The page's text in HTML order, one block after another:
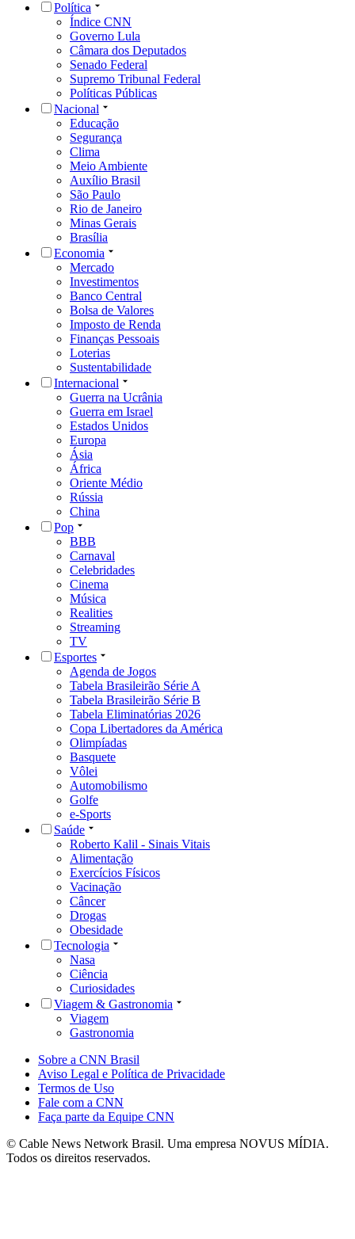
Política
Índice CNN
Governo Lula
Câmara dos Deputados
Senado Federal
Supremo Tribunal Federal
Políticas Públicas
Nacional
Educação
Segurança
Clima
Meio Ambiente
Auxílio Brasil
São Paulo
Rio de Janeiro
Minas Gerais
Brasília
Economia
Mercado
Investimentos
Banco Central
Bolsa de Valores
Imposto de Renda
Finanças Pessoais
Loterias
Sustentabilidade
Internacional
Guerra na Ucrânia
Guerra em Israel
Estados Unidos
Europa
Ásia
África
Oriente Médio
Rússia
China
Pop
BBB
Carnaval
Celebridades
Cinema
Música
Realities
Streaming
TV
Esportes
Agenda de Jogos
Tabela Brasileirão Série A
Tabela Brasileirão Série B
Tabela Eliminatórias 2026
Copa Libertadores da América
Olimpíadas
Basquete
Vôlei
Automobilismo
Golfe
e-Sports
Saúde
Roberto Kalil - Sinais Vitais
Alimentação
Exercícios Físicos
Vacinação
Câncer
Drogas
Obesidade
Tecnologia
Nasa
Ciência
Curiosidades
Viagem & Gastronomia
Viagem
Gastronomia
Sobre a CNN Brasil
Aviso Legal e Política de Privacidade
Termos de Uso
Fale com a CNN
Faça parte da Equipe CNN
© Cable News Network Brasil. Uma empresa NOVUS MÍDIA.
Todos os direitos reservados.